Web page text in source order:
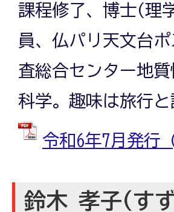
課程修了、博士(理
員、仏パリ天文台
査総合センター地
科学。趣味は旅行と
令和6年7月発行
鈴木 孝子(す